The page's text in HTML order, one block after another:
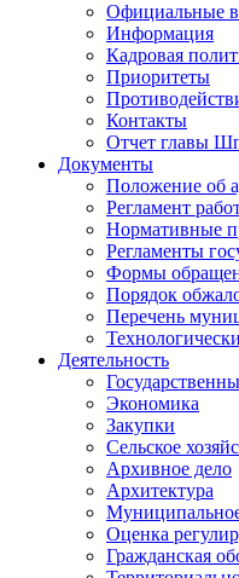
Официальные
Информация
Кадровая
Приоритеты
Контакты
Отчет главы
Документы
Положение об
Регламент
Нормативные
Регламенты
Формы
Порядок
Перечень
Деятельность
Экономика
Закупки
Сельское
Архивное дело
Архитектура
Оценка
Гражданская